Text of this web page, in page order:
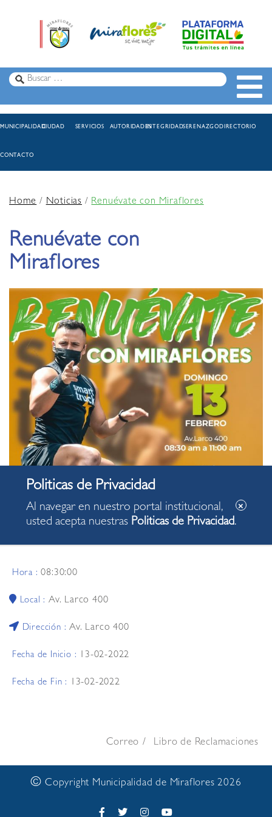
MUNICIPALIDADCIUDAD SERVICIOS AUTORIDADESINTEGRIDADSERENAZGODIRECTORIO
CONTACTO
Home/Noticias /Renuévate con Miraflores
Renuévate con
Miraflores
Hora :08:30:00
Local :Av. Larco 400
Dirección :Av. Larco 400
Fecha de Inicio : 13-02-2022
Fecha de Fin : 13-02-2022
Correo Libro de Reclamaciones
© Copyright Municipalidad de Miraflores 2026
Al navegar en nuestro portal institucional,
usted acepta nuestras Politicas de Privacidad.